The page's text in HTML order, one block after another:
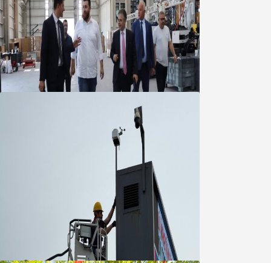
Marmara OSB Müteşebbis Heyeti
Toplantısı gerçekleştirildi
05 Ağustos 2026
Büyükşehir Çevresel İzleme Ağını
Bandırma ile Güçlendirdi
05 Ağustos 2026